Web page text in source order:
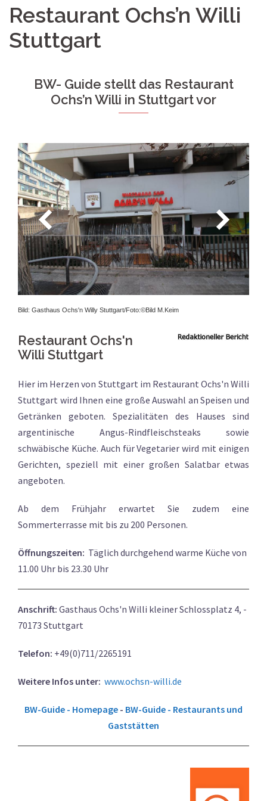
Restaurant Ochs’n Willi
Stuttgart
BW- Guide stellt das Restaurant
Ochs’n Willi in Stuttgart vor
Bild: Gasthaus Ochs'n Willy Stuttgart/Foto:©Bild M.Keim
Restaurant Ochs'n
Willi Stuttgart
Hier im Herzen von Stuttgart im Restaurant Ochs'n Willi
Stuttgart wird Ihnen eine große Auswahl an Speisen und
Getränken geboten. Spezialitäten des Hauses sind
argentinische Angus-Rindfleischsteaks sowie
schwäbische Küche. Auch für Vegetarier wird mit einigen
Gerichten, speziell mit einer großen Salatbar etwas
angeboten.
Ab dem Frühjahr erwartet Sie zudem eine
Sommerterrasse mit bis zu 200 Personen.
Öffnungszeiten: Täglich durchgehend warme Küche von
11.00 Uhr bis 23.30 Uhr
Anschrift: Gasthaus Ochs'n Willi kleiner Schlossplatz 4, -
70173 Stuttgart
Telefon: +49(0)711/2265191
Weitere Infos unter: www.ochsn-willi.de
BW-Guide - Homepage - BW-Guide - Restaurants und
Gaststätten